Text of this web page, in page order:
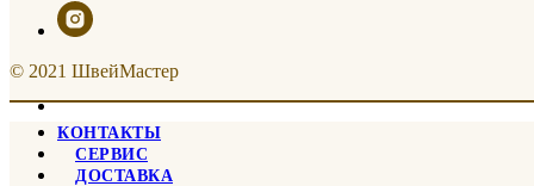
© 2021 ШвейМастер
КОНТАКТЫ
СЕРВИС
ДОСТАВКА